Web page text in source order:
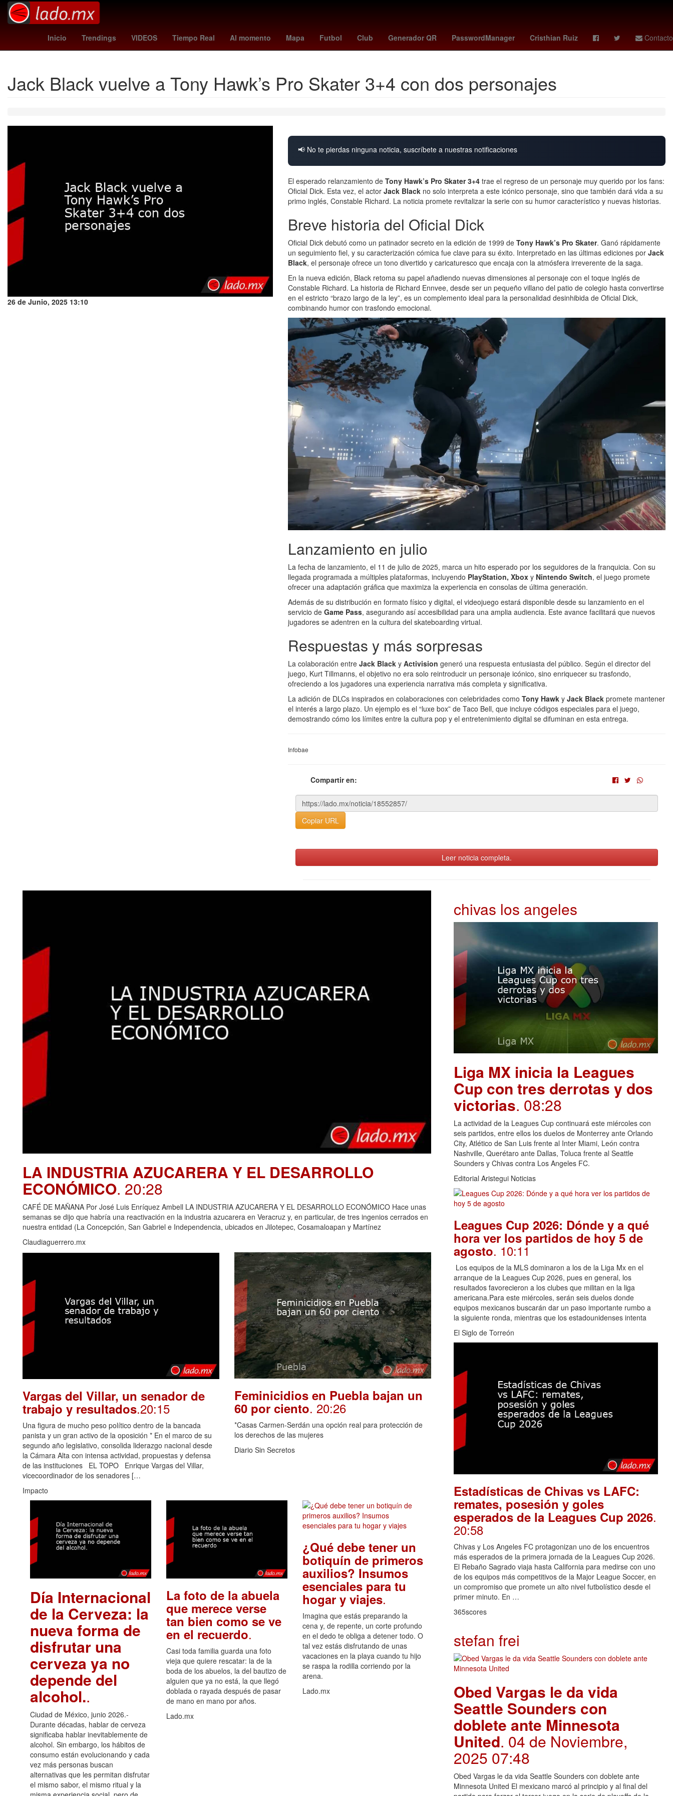
Inicio Trendings VIDEOS Tiempo Real Al momento Mapa Futbol Club Generador QR PasswordManager Cristhian Ruiz Contacto
miami vs san luis Argentina Aguascalientes Perú Pago Brasil HBO Inmueble Club Atlético Peñarol Amenaza
Jack Black vuelve a Tony Hawk’s Pro Skater 3+4 con dos personajes
26 de Junio, 2025 13:10
📢 No te pierdas ninguna noticia, suscríbete a nuestras notificaciones
El esperado relanzamiento de Tony Hawk’s Pro Skater 3+4 trae el regreso de un personaje muy querido por los fans:
Oficial Dick. Esta vez, el actor Jack Black no solo interpreta a este icónico personaje, sino que también dará vida a su
primo inglés, Constable Richard. La noticia promete revitalizar la serie con su humor característico y nuevas historias.
Breve historia del Oficial Dick
Oficial Dick debutó como un patinador secreto en la edición de 1999 de Tony Hawk’s Pro Skater. Ganó rápidamente
un seguimiento fiel, y su caracterización cómica fue clave para su éxito. Interpretado en las últimas ediciones por Jack
Black, el personaje ofrece un tono divertido y caricaturesco que encaja con la atmósfera irreverente de la saga.
En la nueva edición, Black retoma su papel añadiendo nuevas dimensiones al personaje con el toque inglés de
Constable Richard. La historia de Richard Ennvee, desde ser un pequeño villano del patio de colegio hasta convertirse
en el estricto “brazo largo de la ley”, es un complemento ideal para la personalidad desinhibida de Oficial Dick,
combinando humor con trasfondo emocional.
Lanzamiento en julio
La fecha de lanzamiento, el 11 de julio de 2025, marca un hito esperado por los seguidores de la franquicia. Con su
llegada programada a múltiples plataformas, incluyendo PlayStation, Xbox y Nintendo Switch, el juego promete
ofrecer una adaptación gráfica que maximiza la experiencia en consolas de última generación.
Además de su distribución en formato físico y digital, el videojuego estará disponible desde su lanzamiento en el
servicio de Game Pass, asegurando así accesibilidad para una amplia audiencia. Este avance facilitará que nuevos
jugadores se adentren en la cultura del skateboarding virtual.
Respuestas y más sorpresas
La colaboración entre Jack Black y Activision generó una respuesta entusiasta del público. Según el director del
juego, Kurt Tillmanns, el objetivo no era solo reintroducir un personaje icónico, sino enriquecer su trasfondo,
ofreciendo a los jugadores una experiencia narrativa más completa y significativa.
La adición de DLCs inspirados en colaboraciones con celebridades como Tony Hawk y Jack Black promete mantener
el interés a largo plazo. Un ejemplo es el “luxe box” de Taco Bell, que incluye códigos especiales para el juego,
demostrando cómo los límites entre la cultura pop y el entretenimiento digital se difuminan en esta entrega.
Infobae
Compartir en:
Copiar URL
Leer noticia completa.
LA INDUSTRIA AZUCARERA Y EL DESARROLLO
ECONÓMICO. 20:28
CAFÉ DE MAÑANA Por José Luis Enríquez Ambell LA INDUSTRIA AZUCARERA Y EL DESARROLLO ECONÓMICO Hace unas
semanas se dijo que habría una reactivación en la industria azucarera en Veracruz y, en particular, de tres ingenios cerrados en
nuestra entidad (La Concepción, San Gabriel e Independencia, ubicados en Jilotepec, Cosamaloapan y Martínez
Claudiaguerrero.mx
Vargas del Villar, un senador de
trabajo y resultados.20:15
Una figura de mucho peso político dentro de la bancada
panista y un gran activo de la oposición * En el marco de su
segundo año legislativo, consolida liderazgo nacional desde
la Cámara Alta con intensa actividad, propuestas y defensa
de las instituciones EL TOPO Enrique Vargas del Villar,
vicecoordinador de los senadores […
Impacto
Feminicidios en Puebla bajan un
60 por ciento. 20:26
*Casas Carmen-Serdán una opción real para protección de
los derechos de las mujeres
Diario Sin Secretos
Día Internacional
de la Cerveza: la
nueva forma de
disfrutar una
cerveza ya no
depende del
alcohol..
Ciudad de México, junio 2026.-
Durante décadas, hablar de cerveza
significaba hablar inevitablemente de
alcohol. Sin embargo, los hábitos de
consumo están evolucionando y cada
vez más personas buscan
alternativas que les permitan disfrutar
el mismo sabor, el mismo ritual y la
La foto de la abuela
que merece verse
tan bien como se ve
en el recuerdo.
Casi toda familia guarda una foto
vieja que quiere rescatar: la de la
boda de los abuelos, la del bautizo de
alguien que ya no está, la que llegó
doblada o rayada después de pasar
de mano en mano por años.
Lado.mx
¿Qué debe tener un
botiquín de primeros
auxilios? Insumos
esenciales para tu
hogar y viajes.
Imagina que estás preparando la
cena y, de repente, un corte profundo
en el dedo te obliga a detener todo. O
tal vez estás disfrutando de unas
vacaciones en la playa cuando tu hijo
se raspa la rodilla corriendo por la
arena.
Lado.mx
chivas los angeles
Liga MX inicia la Leagues
Cup con tres derrotas y dos
victorias. 08:28
La actividad de la Leagues Cup continuará este miércoles con
seis partidos, entre ellos los duelos de Monterrey ante Orlando
City, Atlético de San Luis frente al Inter Miami, León contra
Nashville, Querétaro ante Dallas, Toluca frente al Seattle
Sounders y Chivas contra Los Angeles FC.
Editorial Aristegui Noticias
Leagues Cup 2026: Dónde y a qué
hora ver los partidos de hoy 5 de
agosto. 10:11
Los equipos de la MLS dominaron a los de la Liga Mx en el
arranque de la Leagues Cup 2026, pues en general, los
resultados favorecieron a los clubes que militan en la liga
americana.Para este miércoles, serán seis duelos donde
equipos mexicanos buscarán dar un paso importante rumbo a
la siguiente ronda, mientras que los estadounidenses intenta
El Siglo de Torreón
Estadísticas de Chivas vs LAFC:
remates, posesión y goles
esperados de la Leagues Cup 2026.
20:58
Chivas y Los Angeles FC protagonizan uno de los encuentros
más esperados de la primera jornada de la Leagues Cup 2026.
El Rebaño Sagrado viaja hasta California para medirse con uno
de los equipos más competitivos de la Major League Soccer, en
un compromiso que promete un alto nivel futbolístico desde el
primer minuto. En …
365scores
stefan frei
Obed Vargas le da vida
Seattle Sounders con
doblete ante Minnesota
United. 04 de Noviembre,
2025 07:48
Obed Vargas le da vida Seattle Sounders con doblete ante
Minnesota United El mexicano marcó al principio y al final del